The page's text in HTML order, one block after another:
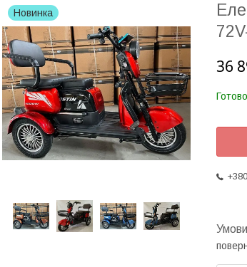
Новинка
36